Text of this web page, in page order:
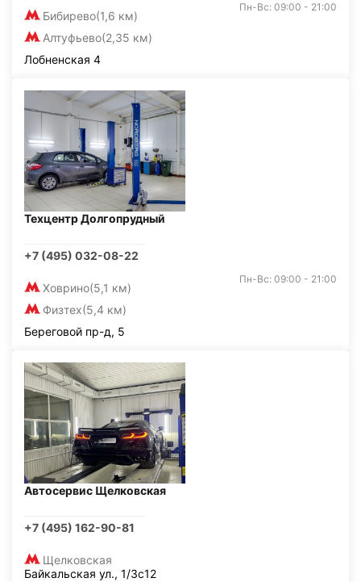
Бибирево(1,6 км)
Алтуфьево(2,35 км)
Пн-Вс: 09:00 - 21:00
Лобненская 4
Техцентр Долгопрудный
+7 (495) 032-08-22
Ховрино(5,1 км)
Физтех(5,4 км)
Пн-Вс: 09:00 - 21:00
Береговой пр-д, 5
Автосервис Щелковская
+7 (495) 162-90-81
Щелковская
Байкальская ул., 1/3с12